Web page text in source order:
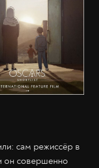
сам режиссёр в
он совершенно